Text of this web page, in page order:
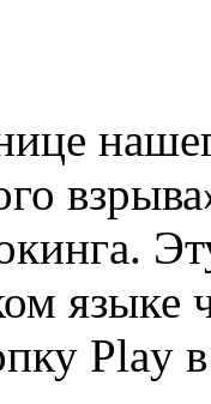
языке
Play